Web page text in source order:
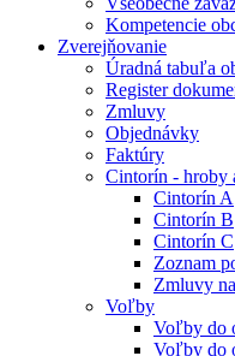
Kompetencie
Zverejňovanie
Úradná tabuľa
Register
Zmluvy
Objednávky
Faktúry
Cintorín - hroby
Cintorín A
Cintorín B
Cintorín C
Zoznam
Zmluvy
Voľby
Voľby do
Voľby do